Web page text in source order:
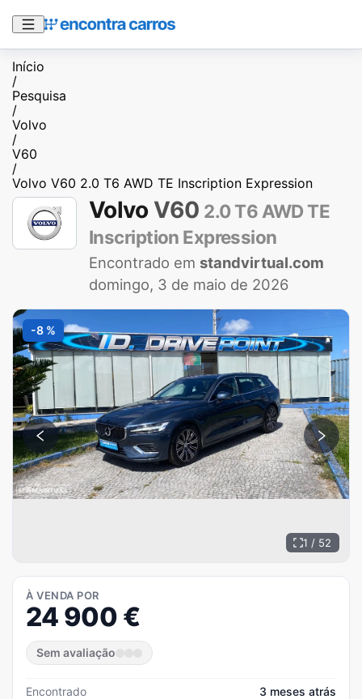
Início
/
Pesquisa
/
Volvo
/
V60
/
Volvo V60 2.0 T6 AWD TE Inscription Expression
Volvo V60 2.0 T6 AWD TE
Inscription Expression
Encontrado em standvirtual.com
domingo, 3 de maio de 2026
-8 %
1 / 52
À VENDA POR
24 900 €
Sem avaliação
Encontrado
3 meses atrás